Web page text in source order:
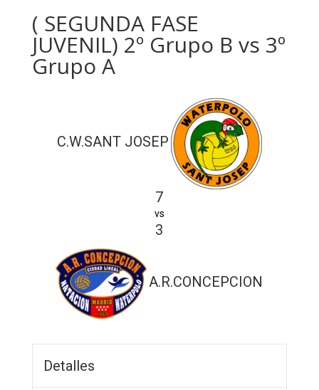
( SEGUNDA FASE
JUVENIL) 2º Grupo B vs 3º
Grupo A
C.W.SANT JOSEP
7
vs
3
A.R.CONCEPCION
Detalles